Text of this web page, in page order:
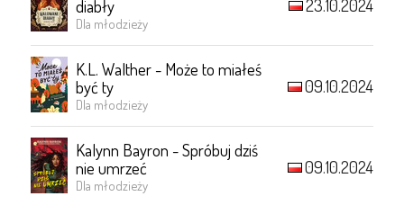
diabły
Dla młodzieży
23.10.2024
K.L. Walther - Może to miałeś
być ty
Dla młodzieży
09.10.2024
Kalynn Bayron - Spróbuj dziś
nie umrzeć
Dla młodzieży
09.10.2024